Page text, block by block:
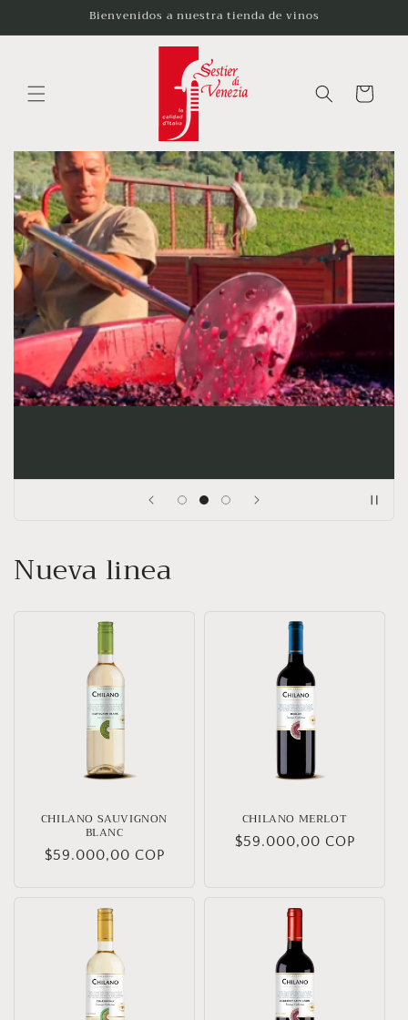
directamente
al contenido
Bienvenidos a nuestra tienda de vinos
Carrito
Nueva linea
CHILANO SAUVIGNON
BLANC
Precio
$59.000,00 COP
CHILANO MERLOT
Precio
$59.000,00 COP